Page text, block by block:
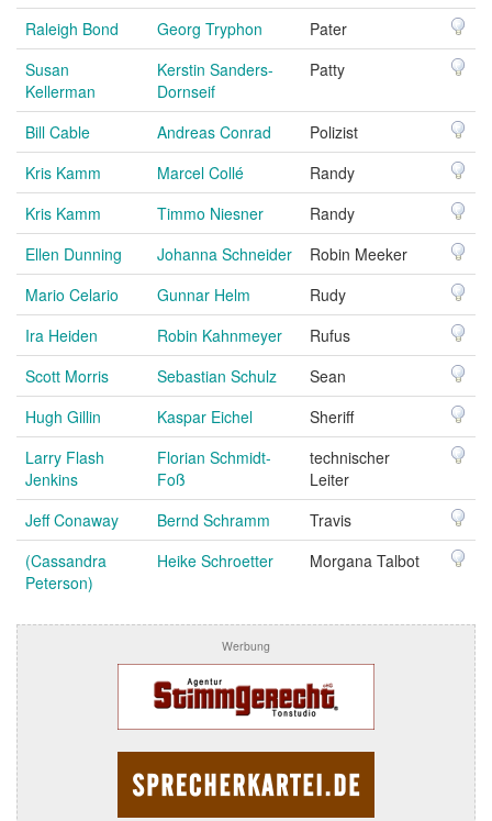
Raleigh Bond Georg Tryphon
Pater
Susan
Kellerman
Kerstin Sanders-
Dornseif
Patty
Bill Cable Andreas Conrad
Polizist
Kris Kamm
Marcel Collé
Randy
Kris Kamm
Timmo Niesner
Randy
Ellen Dunning
Johanna Schneider
Robin Meeker
Mario Celario
Gunnar Helm
Rudy
Ira Heiden
Robin Kahnmeyer
Rufus
Scott Morris
Sebastian Schulz
Sean
Hugh Gillin
Kaspar Eichel
Sheriff
Larry Flash
Jenkins
Florian Schmidt-
Foß
technischer
Leiter
Jeff Conaway
Bernd Schramm
Travis
(Cassandra
Peterson)
Heike Schroetter Morgana Talbot
Werbung